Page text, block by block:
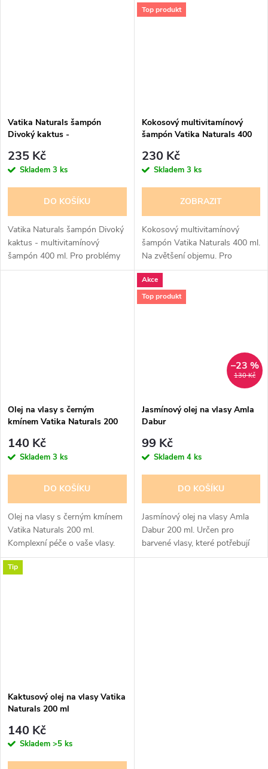
Obnovuje se lesk a...
Vatika Naturals šampón
Divoký kaktus -
ml
235 Kč
Skladem 3 ks
DO KOŠÍKU
Vatika Naturals šampón Divoký
kaktus - multivitamínový
šampón 400 ml. Pro problémy
s vypadáváním a lámavostí
Top produkt
Kokosový multivitamínový
šampón Vatika Naturals 400
230 Kč
Skladem 3 ks
ZOBRAZIT
Kokosový multivitamínový
šampón Vatika Naturals 400 ml.
Na zvětšení objemu. Pro
unavené a zplihlé vlasy.
Obsahuje kromě výtažku z
kokosu i další aktivní složky
Olej na vlasy s černým
kmínem Vatika Naturals 200
140 Kč
Skladem 3 ks
DO KOŠÍKU
Olej na vlasy s černým kmínem
Vatika Naturals 200 ml.
Komplexní péče o vaše vlasy.
Pro silné, zdravé, lesklé a hebké
vlasy. Černucha setá - černý
Akce
Top produkt
130 Kč
–23 %
Jasmínový olej na vlasy Amla
Dabur
99 Kč
Skladem 4 ks
DO KOŠÍKU
Jasmínový olej na vlasy Amla
Dabur 200 ml. Určen pro
barvené vlasy, které potřebují
zvláštní péči. Jasmínový olej na
Tip
Kaktusový olej na vlasy Vatika
Naturals 200 ml
140 Kč
Skladem >5 ks